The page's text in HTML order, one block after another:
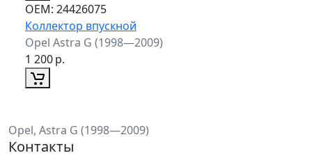
ОЕМ: 24426075
Коллектор впускной
Opel Astra G (1998—2009)
1 200р.
Opel, Astra G (1998—2009)
Контакты